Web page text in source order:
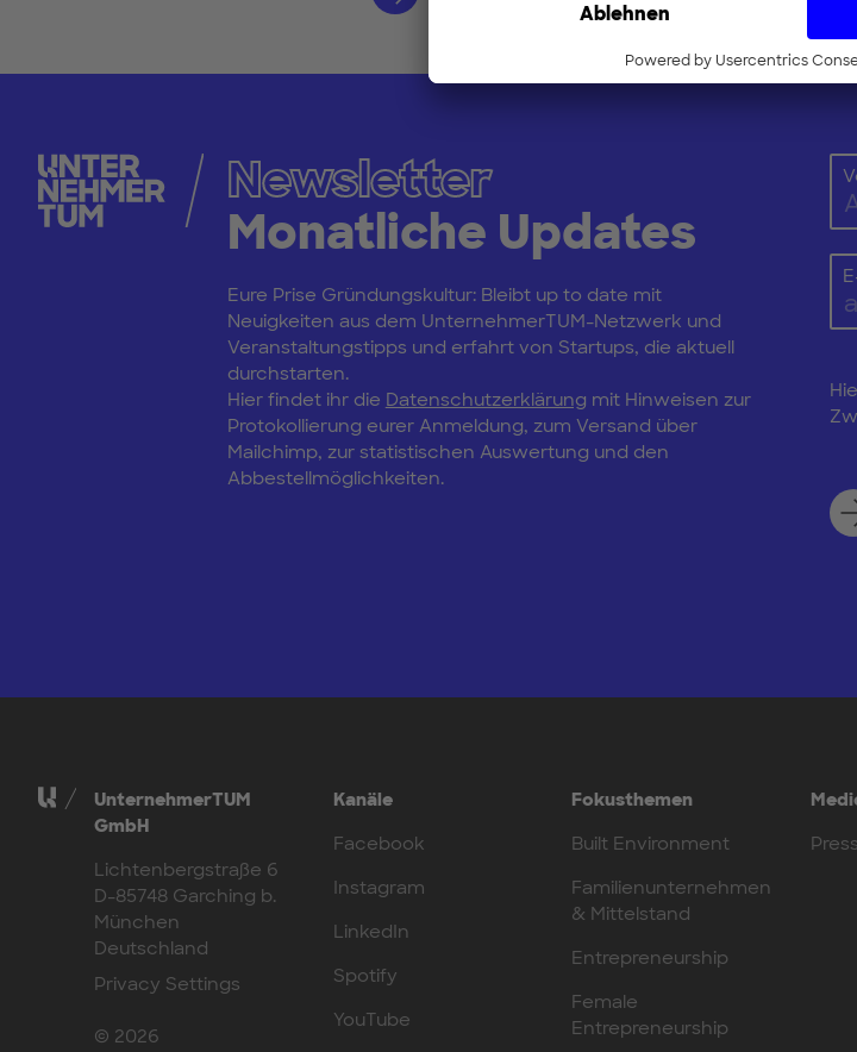
Newsletter
Monatliche Updates
Eure Prise Gründungskultur: Bleibt up to date mit
Neuigkeiten aus dem UnternehmerTUM-Netzwerk und
Veranstaltungstipps und erfahrt von Startups, die aktuell
durchstarten.
Hier findet ihr die Datenschutzerklärung mit Hinweisen zur
Protokollierung eurer Anmeldung, zum Versand über
Mailchimp, zur statistischen Auswertung und den
Abbestellmöglichkeiten.
UnternehmerTUM
GmbH
Lichtenbergstraße 6
D-85748 Garching b.
München
Deutschland
Privacy Settings
© 2026
Kanäle
Facebook
Instagram
LinkedIn
Spotify
YouTube
Fokusthemen
Built Environment
Familienunternehmen
& Mittelstand
Entrepreneurship
Female
Entrepreneurship